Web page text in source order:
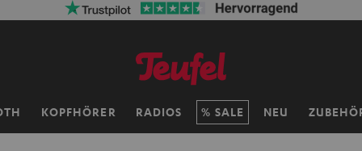
KOPFHÖRER RADIOS SALE NEU